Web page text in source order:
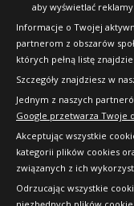
aby wyświetlać
Informacje o Twojej
partnerom z obszarów
których pełną listę
Szczegóły znajdziesz w
Jednym z naszych
Google przetwarza Twoje
Akceptując wszystkie
kategorii plików cookies
związanych z ich
Odrzucając wszystkie